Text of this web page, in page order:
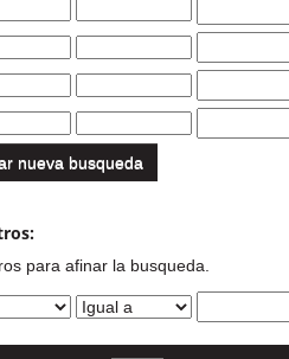
nueva busqueda
para afinar la busqueda.